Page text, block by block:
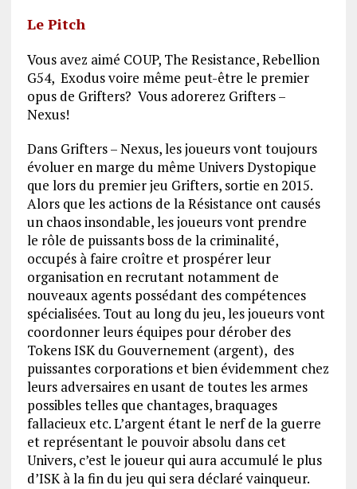
Le Pitch
Vous avez aimé COUP, The Resistance, Rebellion
G54, Exodus voire même peut-être le premier
opus de Grifters? Vous adorerez Grifters –
Nexus!
Dans Grifters – Nexus, les joueurs vont toujours
évoluer en marge du même Univers Dystopique
que lors du premier jeu Grifters, sortie en 2015.
Alors que les actions de la Résistance ont causés
un chaos insondable, les joueurs vont prendre
le rôle de puissants boss de la criminalité,
occupés à faire croître et prospérer leur
organisation en recrutant notamment de
nouveaux agents possédant des compétences
spécialisées. Tout au long du jeu, les joueurs vont
coordonner leurs équipes pour dérober des
Tokens ISK du Gouvernement (argent), des
puissantes corporations et bien évidemment chez
leurs adversaires en usant de toutes les armes
possibles telles que chantages, braquages
fallacieux etc. L’argent étant le nerf de la guerre
et représentant le pouvoir absolu dans cet
Univers, c’est le joueur qui aura accumulé le plus
d’ISK à la fin du jeu qui sera déclaré vainqueur.